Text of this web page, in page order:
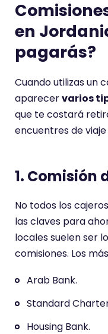
en
pagarás?
Cuando utilizas un
aparecervarios
que te costará
encuentres de
1. Comisión
No todos los
las claves para
locales suelen ser
comisiones. Los
Arab Bank.
Standard
Housing Bank.